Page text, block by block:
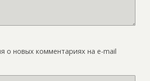
о новых комментариях на e-mail